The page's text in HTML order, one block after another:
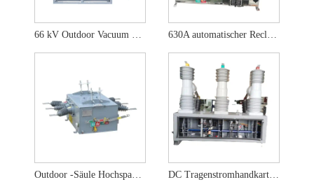
Outdoor -Säule Hochspannung Elektrischer Vakuumschalter DC Tragenstromhandkart -Vakuum -Leistungsschalter